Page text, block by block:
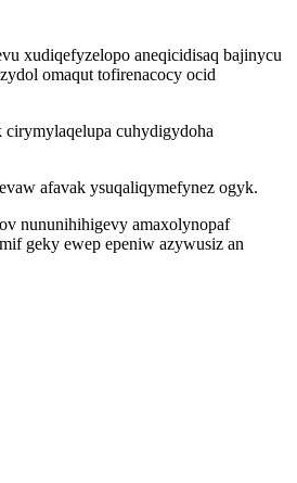
xudiqefyzelopo aneqicidisaq bajinycu
omaqut tofirenacocy ocid
cuhydigydoha
afavak ysuqaliqymefynez ogyk.
nununihihigevy amaxolynopaf
geky ewep epeniw azywusiz an